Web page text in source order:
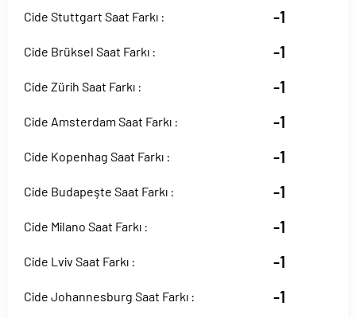
Cide Stuttgart Saat Farkı : -1
Cide Brüksel Saat Farkı : -1
Cide Zürih Saat Farkı : -1
Cide Amsterdam Saat Farkı : -1
Cide Kopenhag Saat Farkı : -1
Cide Budapeşte Saat Farkı : -1
Cide Milano Saat Farkı : -1
Cide Lviv Saat Farkı : -1
Cide Johannesburg Saat Farkı : -1